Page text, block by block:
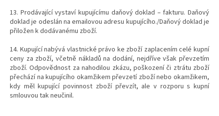
13. Prodávající vystaví kupujícímu daňový doklad – fakturu. Daňový
doklad je odeslán na emailovou adresu kupujícího./Daňový doklad je
přiložen k dodávanému zboží.
14. Kupující nabývá vlastnické právo ke zboží zaplacením celé kupní
ceny za zboží, včetně nákladů na dodání, nejdříve však převzetím
zboží. Odpovědnost za nahodilou zkázu, poškození či ztrátu zboží
přechází na kupujícího okamžikem převzetí zboží nebo okamžikem,
kdy měl kupující povinnost zboží převzít, ale v rozporu s kupní
smlouvou tak neučinil.